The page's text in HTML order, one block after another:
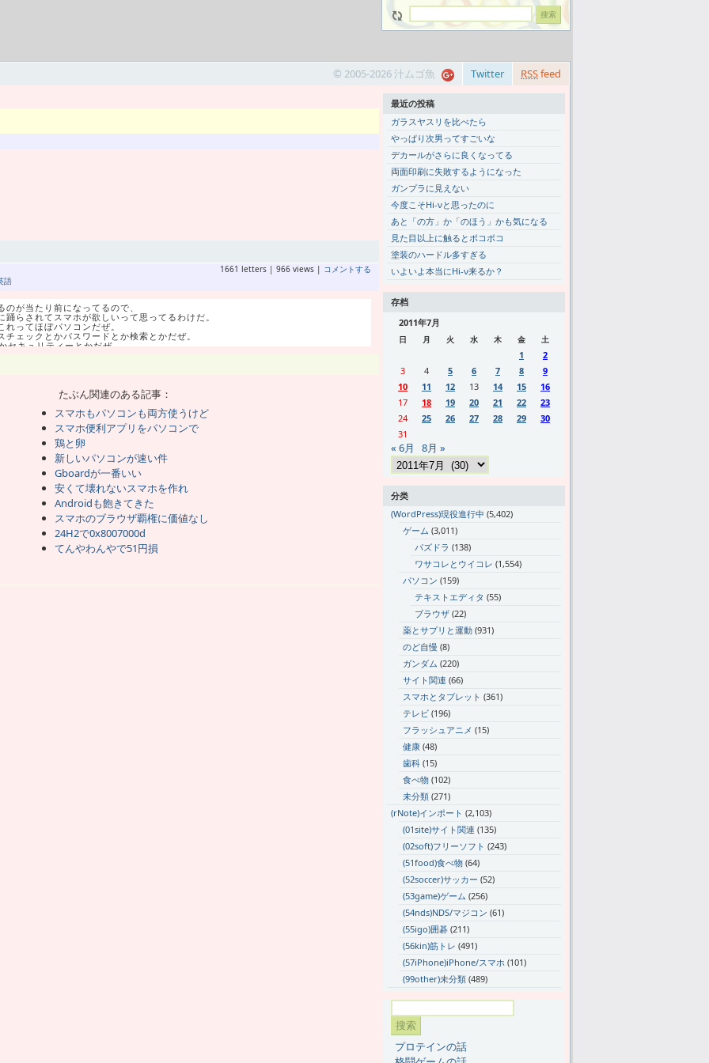
RSSfeed
Twitter
© 2005-2026 汁ムゴ魚
語
1661 letters | 966 views | コメントする
が当たり前になってるので、
らされてスマホが欲しいって思ってるわけだ。
ってほぼパソコンだぜ。
ェックとかパスワードとか検索とかだぜ。
キュリティーとかだぜ。
コンのように難しい携帯だよ。
な人なんだろうかって思ってたけど、
、みんななんだかわからずに買ってる。
チスクリーンでスライドさせれるし、
な機能を使わなくても楽しい物ではあるが。
ないって言う人の多さが相当気になる。
手な日本語より英語の方がわかりやすいと思ってるから、
ら気にもとめずにいたが、
のアプリ使ってるね。
なくていろいろ入れて見てるが、
ぐらい英語がわからなくても誰でも使えるが、
の調節までしようと思うと、英語は読まなきゃいけない。
リの機能を全然引き出せないから不便になる。
あり便利な面であるにもかかわらず、
ンストールもしないとか言ってたら、
実に普通の携帯よりは不便になるだろうな。
たぶん関連のある記事：
スマホもパソコンも両方使うけど
スマホ便利アプリをパソコンで
鶏と卵
新しいパソコンが速い件
Gboardが一番いい
安くて壊れないスマホを作れ
Androidも飽きてきた
スマホのブラウザ覇権に価値なし
24H2で0x8007000d
てんやわんやで51円損
最近の投稿
ガラスヤスリを比べたら
やっぱり次男ってすごいな
デカールがさらに良くなってる
両面印刷に失敗するようになった
ガンプラに見えない
今度こそHi-νと思ったのに
あと「の方」か「のほう」かも気になる
見た目以上に触るとボコボコ
塗装のハードル多すぎる
いよいよ本当にHi-ν来るか？
存档
2011年7月
日 月 火 水 木 金 土
1
2
3
4 5 6 7 8
9
10
11 12 13 14 15
16
17
18 19 20 21 22
23
24
25 26 27 28 29
30
31
« 6月 8月 »
分类
(WordPress)現役進行中 (5,402)
ゲーム (3,011)
パズドラ (138)
ワサコレとウイコレ (1,554)
パソコン (159)
テキストエディタ (55)
ブラウザ (22)
薬とサプリと運動 (931)
のど自慢 (8)
ガンダム (220)
サイト関連 (66)
スマホとタブレット (361)
テレビ (196)
フラッシュアニメ (15)
健康 (48)
歯科 (15)
食べ物 (102)
未分類 (271)
(rNote)インポート (2,103)
(01site)サイト関連 (135)
(02soft)フリーソフト (243)
(51food)食べ物 (64)
(52soccer)サッカー (52)
(53game)ゲーム (256)
(54nds)NDS/マジコン (61)
(55igo)囲碁 (211)
(56kin)筋トレ (491)
(57iPhone)iPhone/スマホ (101)
(99other)未分類 (489)
プロテインの話